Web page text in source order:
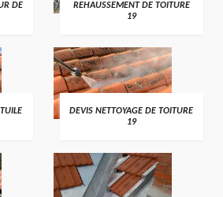
DE
REHAUSSEMENT DE TOITURE
19
DEVIS NETTOYAGE DE TOITURE
19